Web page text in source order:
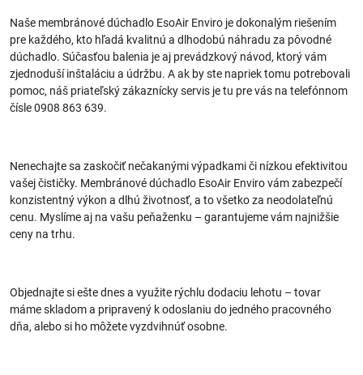
Naše membránové dúchadlo EsoAir Enviro je dokonalým riešením
pre každého, kto hľadá kvalitnú a dlhodobú náhradu za pôvodné
dúchadlo. Súčasťou balenia je aj prevádzkový návod, ktorý vám
zjednoduší inštaláciu a údržbu. A ak by ste napriek tomu potrebovali
pomoc, náš priateľský zákaznícky servis je tu pre vás na telefónnom
čísle 0908 863 639.
Nenechajte sa zaskočiť nečakanými výpadkami či nízkou efektivitou
vašej čističky. Membránové dúchadlo EsoAir Enviro vám zabezpečí
konzistentný výkon a dlhú životnosť, a to všetko za neodolateľnú
cenu. Myslíme aj na vašu peňaženku – garantujeme vám najnižšie
ceny na trhu.
Objednajte si ešte dnes a využite rýchlu dodaciu lehotu – tovar
máme skladom a pripravený k odoslaniu do jedného pracovného
dňa, alebo si ho môžete vyzdvihnúť osobne.